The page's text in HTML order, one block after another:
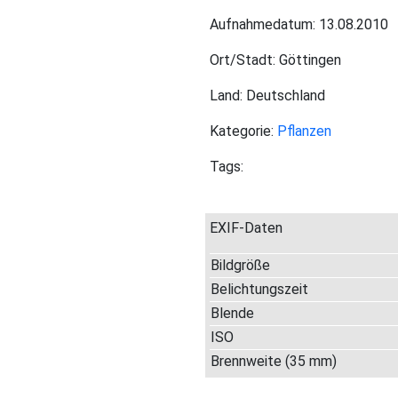
Aufnahmedatum: 13.08.2010
Ort/Stadt: Göttingen
Land: Deutschland
Kategorie: Pflanzen
Tags:
EXIF-Daten
Bildgröße
Belichtungszeit
Blende
ISO
Brennweite (35 mm)